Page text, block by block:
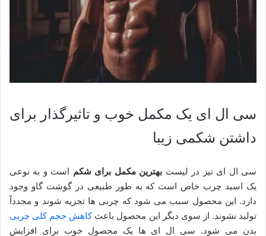
سی ال ای یک مکمل خوب و تاثیرگذار برای
داشتن شکمی زیبا
سی ال ای نیز در لیست بهترین مکمل برای شکم است و به نوعی
یک اسید چرب خاص است که به طور طبیعی در گوشت گاو وجود
دارد. این محصول سبب می شود که چربی ها تجزیه شوند و مجدداً
تولید نشوند. از سوی دیگر این محصول باعثکاهش حجم کلی چربی
بدن می شود. سی ال ای ها یک محصول خوب برای افزایش